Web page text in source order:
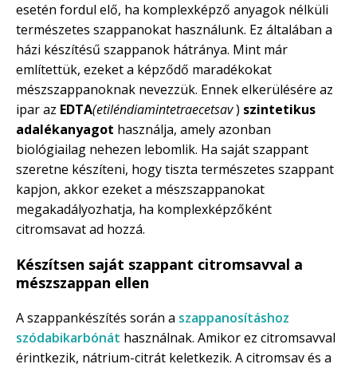
esetén fordul elő, ha komplexképző anyagok nélküli
természetes szappanokat használunk. Ez általában a
házi készítésű szappanok hátránya. Mint már
említettük, ezeket a képződő maradékokat
mészszappanoknak nevezzük. Ennek elkerülésére az
ipar az EDTA(etiléndiamintetraecetsav) szintetikus
adalékanyagot használja, amely azonban
biológiailag nehezen lebomlik. Ha saját szappant
szeretne készíteni, hogy tiszta természetes szappant
kapjon, akkor ezeket a mészszappanokat
megakadályozhatja, ha komplexképzőként
citromsavat ad hozzá.
Készítsen saját szappant citromsavval a
mészszappan ellen
A szappankészítés során a szappanosításhoz
szódabikarbónát használnak. Amikor ez citromsavval
érintkezik, nátrium-citrát keletkezik. A citromsav és a